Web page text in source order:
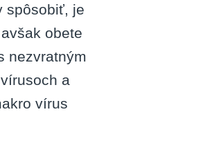
spôsobiť, je
obete
nezvratným
a
vírus